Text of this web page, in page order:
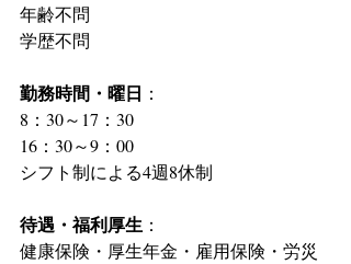
年齢不問
学歴不問
勤務時間・曜日 ：
8：30～17：30
16：30～9：00
シフト制による4週8休制
待遇・福利厚生 ：
健康保険・厚生年金・雇用保険・労災